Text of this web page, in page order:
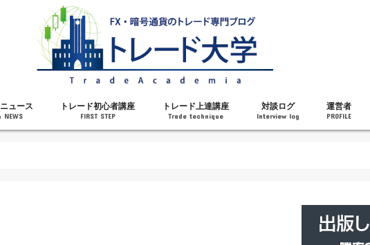
ュース
NEWS
トレード初心者講座
FIRST STEP
トレード上達講座
Trade technique
対談ログ
Interview log
運営者
PROFILE